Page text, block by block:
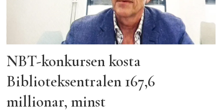
NBT-konkursen kosta
Biblioteksentralen 167,6
millionar, minst